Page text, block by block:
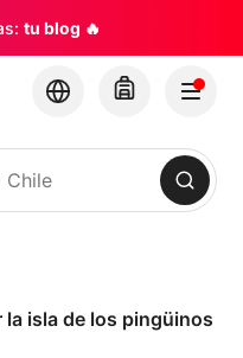
tu blog 🔥
isla de los pingüinos
con
Index